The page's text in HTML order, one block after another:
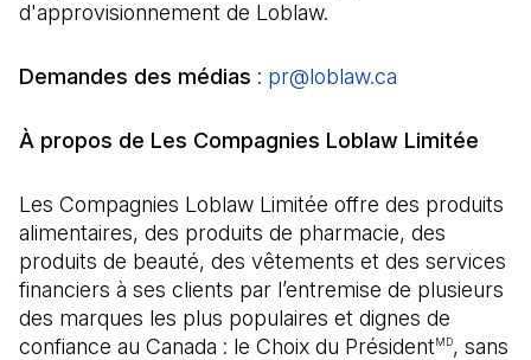
d'approvisionnement de Loblaw.
Demandes des médias : pr@loblaw.ca
À propos de Les Compagnies Loblaw Limitée
Les Compagnies Loblaw Limitée offre des produits
alimentaires, des produits de pharmacie, des
produits de beauté, des vêtements et des services
financiers à ses clients par l’entremise de plusieurs
des marques les plus populaires et dignes de
confiance au Canada : le Choix du PrésidentMD, sans